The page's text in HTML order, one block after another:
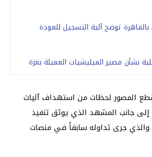
توضح آلية التسجيل للعودة
بشأن مصير الميليشيات العميلة بغزة
المصور لحظات من استهداف آليات
إلى جانب المشهد الذي يوثق تنفيذ
والذي جرى تداوله سابقاً في منصات